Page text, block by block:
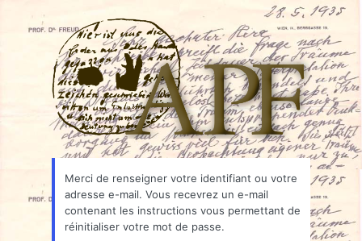
passe
oublié
Merci de renseigner votre identifiant ou votre
adresse e-mail. Vous recevrez un e-mail
contenant les instructions vous permettant de
réinitialiser votre mot de passe.